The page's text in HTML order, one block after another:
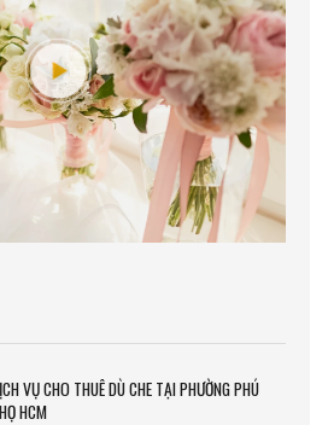
VỤ CHO THUÊ DÙ CHE TẠI PHƯỜNG PHÚ
HCM